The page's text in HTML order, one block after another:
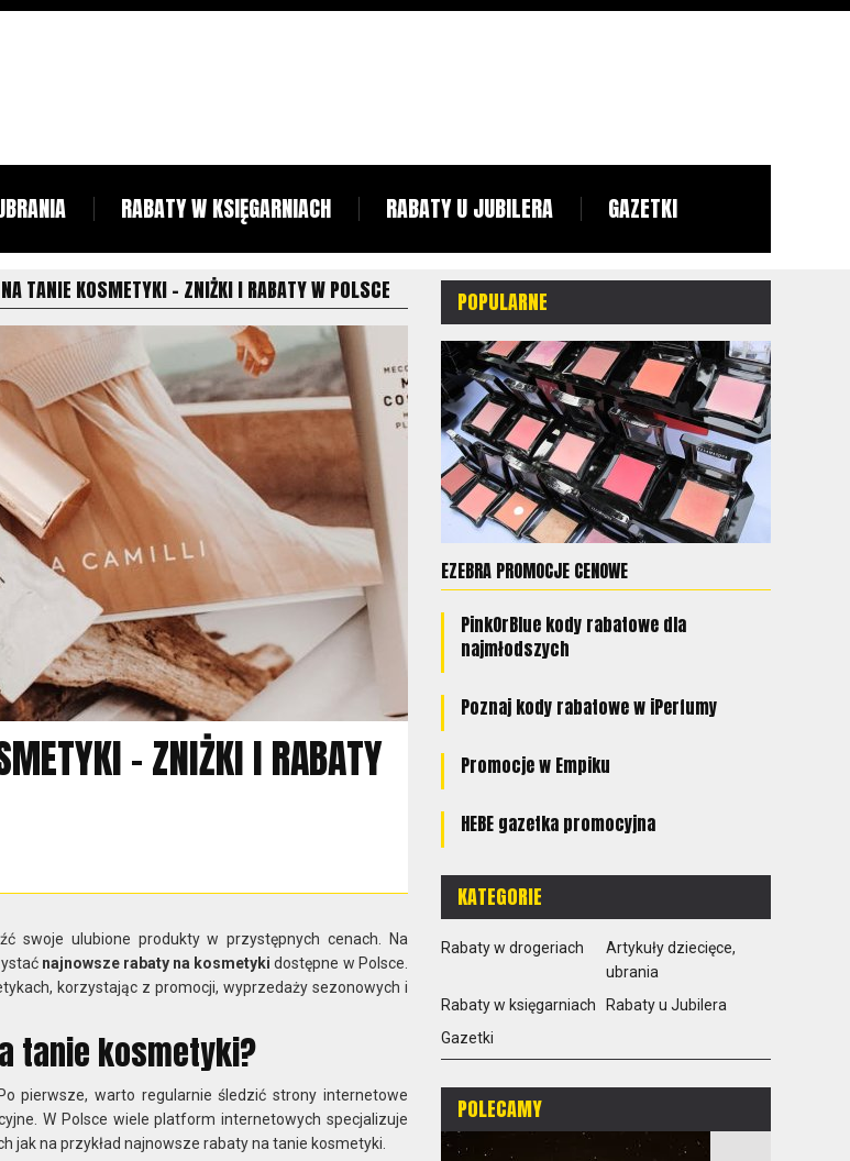
RABATY W KSIĘGARNIACH RABATY U JUBILERA GAZETKI
TANIE KOSMETYKI – ZNIŻKI I RABATY W POLSCE
– ZNIŻKI I RABATY
swoje ulubione produkty w przystępnych cenach. Na
najnowsze rabaty na kosmetyki dostępne w Polsce.
korzystając z promocji, wyprzedaży sezonowych i
tanie kosmetyki?
pierwsze, warto regularnie śledzić strony internetowe
W Polsce wiele platform internetowych specjalizuje
na przykład najnowsze rabaty na tanie kosmetyki.
POPULARNE
EZEBRA PROMOCJE CENOWE
PinkOrBlue kody rabatowe dla
najmłodszych
Poznaj kody rabatowe w iPerfumy
Promocje w Empiku
HEBE gazetka promocyjna
KATEGORIE
Rabaty w drogeriach
Artykuły dziecięce,
ubrania
Rabaty w księgarniach
Rabaty u Jubilera
Gazetki
POLECAMY